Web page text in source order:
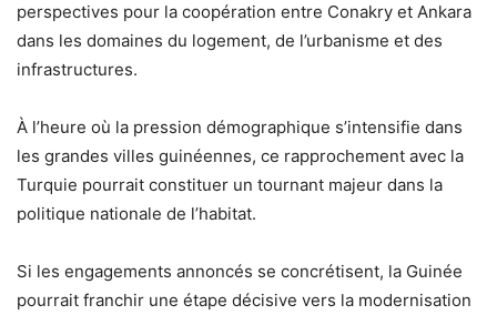
perspectives pour la coopération entre Conakry et Ankara
dans les domaines du logement, de l’urbanisme et des
infrastructures.
À l’heure où la pression démographique s’intensifie dans
les grandes villes guinéennes, ce rapprochement avec la
Turquie pourrait constituer un tournant majeur dans la
politique nationale de l’habitat.
Si les engagements annoncés se concrétisent, la Guinée
pourrait franchir une étape décisive vers la modernisation